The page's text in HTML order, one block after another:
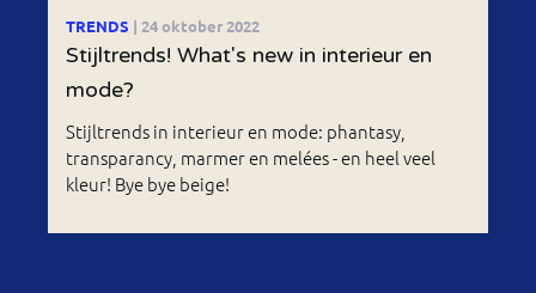
TRENDS | 24 oktober 2022
Stijltrends! What's new in interieur en
mode?
Stijltrends in interieur en mode: phantasy,
transparancy, marmer en melées - en heel veel
kleur! Bye bye beige!